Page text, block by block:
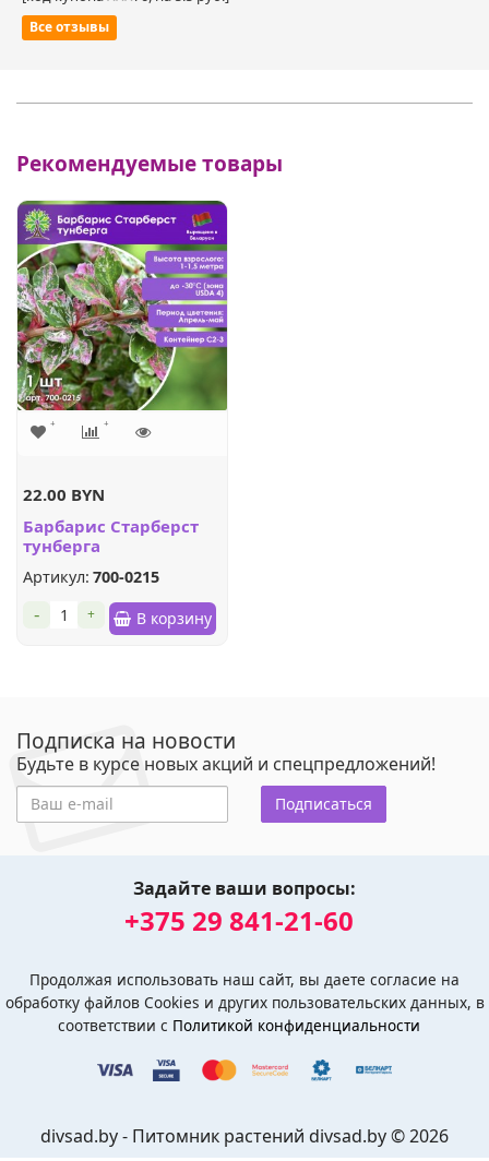
Все отзывы
Рекомендуемые товары
22.00 BYN
Барбарис Старберст
тунберга
Артикул: 700-0215
+
- В корзину
Подписка на новости
Будьте в курсе новых акций и спецпредложений!
Подписаться
Задайте ваши вопросы:
+375 29 841-21-60
Продолжая использовать наш сайт, вы даете согласие на
обработку файлов Cookies и других пользовательских данных, в
соответствии с Политикой конфиденциальности
divsad.by - Питомник растений divsad.by © 2026